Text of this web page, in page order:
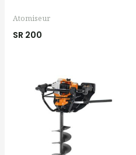
Atomiseur
SR 200